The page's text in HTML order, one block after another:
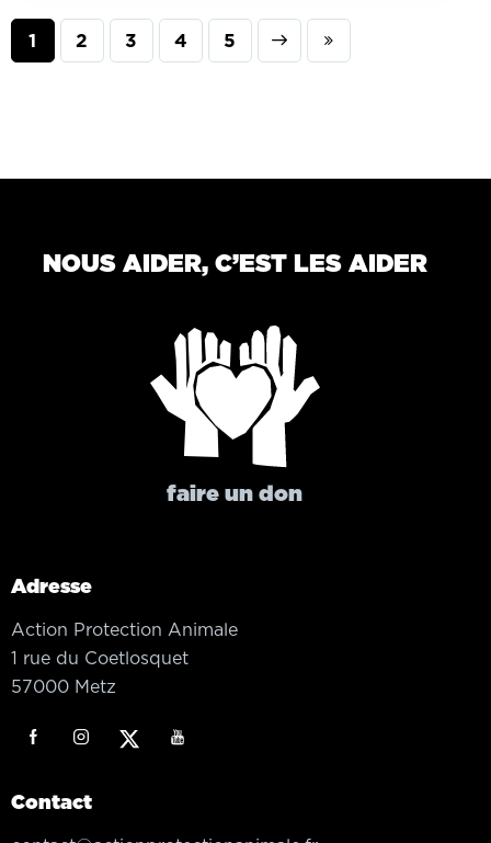
1 2 3 4 5
Next Last
NOUS AIDER, C’EST LES AIDER
faire un don
Adresse
Action Protection Animale
1 rue du Coetlosquet
57000 Metz
Contact